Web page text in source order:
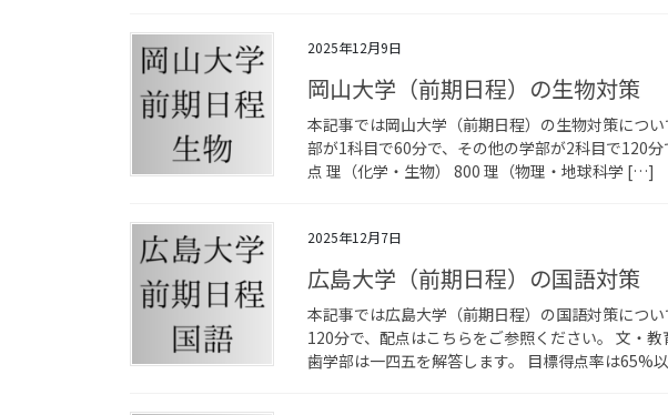
2025年12月9日
岡山大学（前期日程）の生物対策
本記事では岡山大学（前期日程）の生物対策につ
部が1科目で60分で、その他の学部が2科目で120
点 理（化学・生物） 800 理（物理・地球科学 […]
2025年12月7日
広島大学（前期日程）の国語対策
本記事では広島大学（前期日程）の国語対策につ
120分で、配点はこちらをご参照ください。 文・
歯学部は一四五を解答します。 目標得点率は65%